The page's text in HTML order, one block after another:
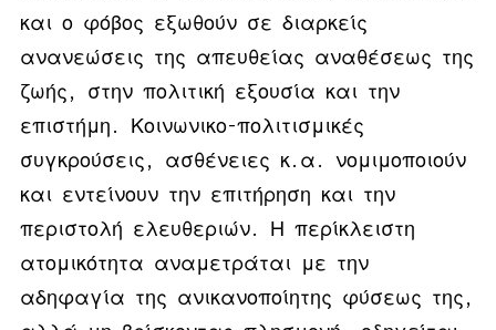
και ο φόβος εξωθούν σε διαρκείς
ανανεώσεις της απευθείας αναθέσεως της
ζωής, στην πολιτική εξουσία και την
επιστήμη. Κοινωνικο-πολιτισμικές
συγκρούσεις, ασθένειες κ.α. νομιμοποιούν
και εντείνουν την επιτήρηση και την
περιστολή ελευθεριών. Η περίκλειστη
ατομικότητα αναμετράται με την
αδηφαγία της ανικανοποίητης φύσεως της,